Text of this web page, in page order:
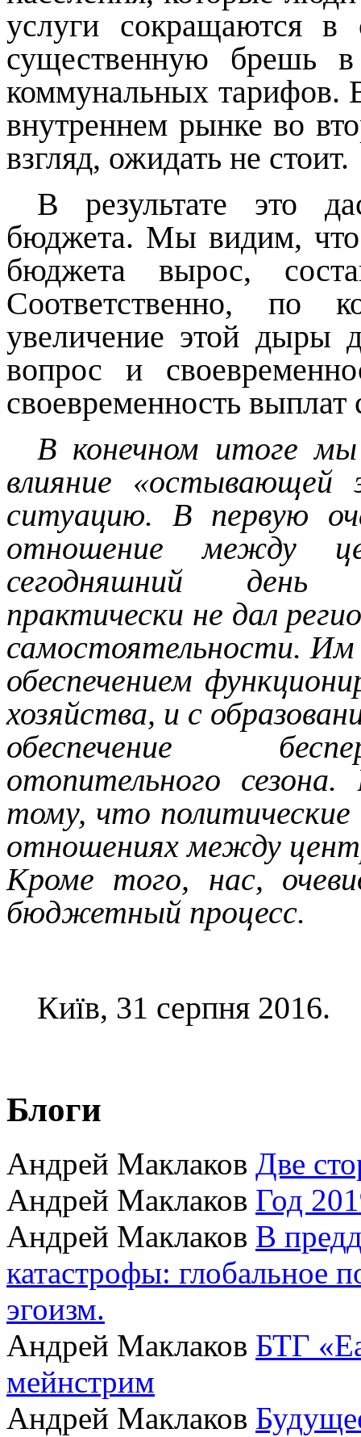
услуги сокращаются в
существенную брешь
коммунальных тарифов.
внутреннем рынке во
взгляд, ожидать не стоит.
В результате это
бюджета. Мы видим, что
бюджета вырос,
Соответственно, по
увеличение этой дыры
вопрос и
своевременность выплат
В конечном итоге
влияние «остывающей
ситуацию. В первую
отношение между
сегодняшний день
практически не дал
самостоятельности.
обеспечением
хозяйства, и с
обеспечение
отопительного
тому, что
отношениях между
Кроме того, нас,
бюджетный процесс.
Київ, 31 серпня 2016.
Блоги
Андрей Маклаков Две
Андрей Маклаков Год
Андрей Маклаков В
катастрофы: глобальное
эгоизм.
Андрей Маклаков БТГ
мейнстрим
Андрей Маклаков